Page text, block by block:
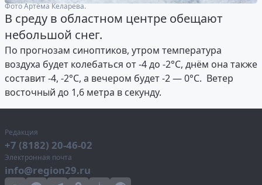
Фото Артёма Келарева.
В среду в областном центре обещают
небольшой снег.
По прогнозам синоптиков, утром температура
воздуха будет колебаться от -4 до -2°С, днём она также
составит -4, -2°С, а вечером будет -2 — 0°С. Ветер
восточный до 1,6 метра в секунду.
Редакция
+7 (8182) 20-46-02
Электронная почта
info@region29.ru